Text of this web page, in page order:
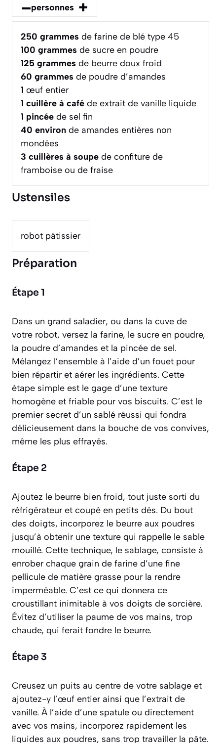
–personnes +
250 grammes de farine de blé type 45
100 grammes de sucre en poudre
125 grammes de beurre doux froid
60 grammes de poudre d’amandes
1 œuf entier
1 cuillère à café de extrait de vanille liquide
1 pincée de sel fin
40 environ de amandes entières non
mondées
3 cuillères à soupe de confiture de
framboise ou de fraise
Ustensiles
robot pâtissier
Préparation
Étape 1
Dans un grand saladier, ou dans la cuve de
votre robot, versez la farine, le sucre en poudre,
la poudre d’amandes et la pincée de sel.
Mélangez l’ensemble à l’aide d’un fouet pour
bien répartir et aérer les ingrédients. Cette
étape simple est le gage d’une texture
homogène et friable pour vos biscuits. C’est le
premier secret d’un sablé réussi qui fondra
délicieusement dans la bouche de vos convives,
même les plus effrayés.
Étape 2
Ajoutez le beurre bien froid, tout juste sorti du
réfrigérateur et coupé en petits dés. Du bout
des doigts, incorporez le beurre aux poudres
jusqu’à obtenir une texture qui rappelle le sable
mouillé. Cette technique, le sablage, consiste à
enrober chaque grain de farine d’une fine
pellicule de matière grasse pour la rendre
imperméable. C’est ce qui donnera ce
croustillant inimitable à vos doigts de sorcière.
Évitez d’utiliser la paume de vos mains, trop
chaude, qui ferait fondre le beurre.
Étape 3
Creusez un puits au centre de votre sablage et
ajoutez-y l’œuf entier ainsi que l’extrait de
vanille. À l’aide d’une spatule ou directement
avec vos mains, incorporez rapidement les
liquides aux poudres, sans trop travailler la pâte.